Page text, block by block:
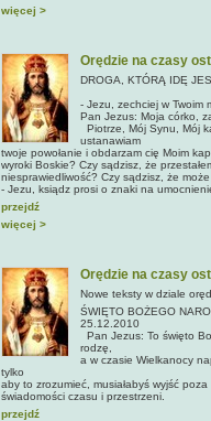
więcej >
Orędzie na czasy
DROGA, KTÓRĄ IDĘ
- Jezu, zechciej w Twoim
Pan Jezus: Moja córko,
Piotrze, Mój Synu, Mój
ustanawiam
twoje powołanie i obdarzam cię Moim
wyroki Boskie? Czy sądzisz, że
niesprawiedliwość? Czy sądzisz, że
- Jezu, ksiądz prosi o znaki na
przejdź
więcej >
Orędzie na czasy
Nowe teksty w dziale
ŚWIĘTO BOŻEGO
25.12.2010
Pan Jezus: To święto
rodzę,
a w czasie Wielkanocy
tylko
aby to zrozumieć, musiałabyś wyjść
świadomości czasu i przestrzeni.
przejdź